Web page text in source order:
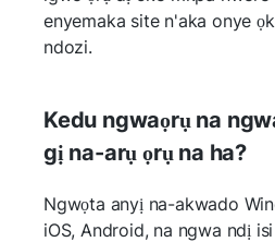
enyemaka site n'aka onye
ndozi.
Kedu ngwaọrụ na
gị na-arụ ọrụ na ha?
Ngwọta anyị na-akwado
iOS, Android, na ngwa ndị